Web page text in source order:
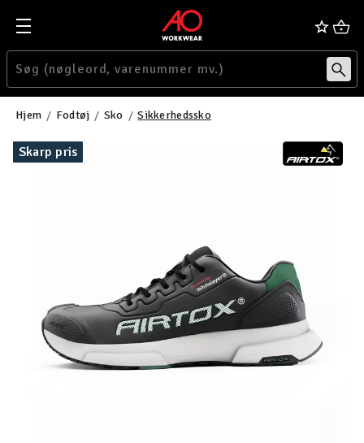
Hjem Fodtøj Sko Sikkerhedssko
Skarp pris